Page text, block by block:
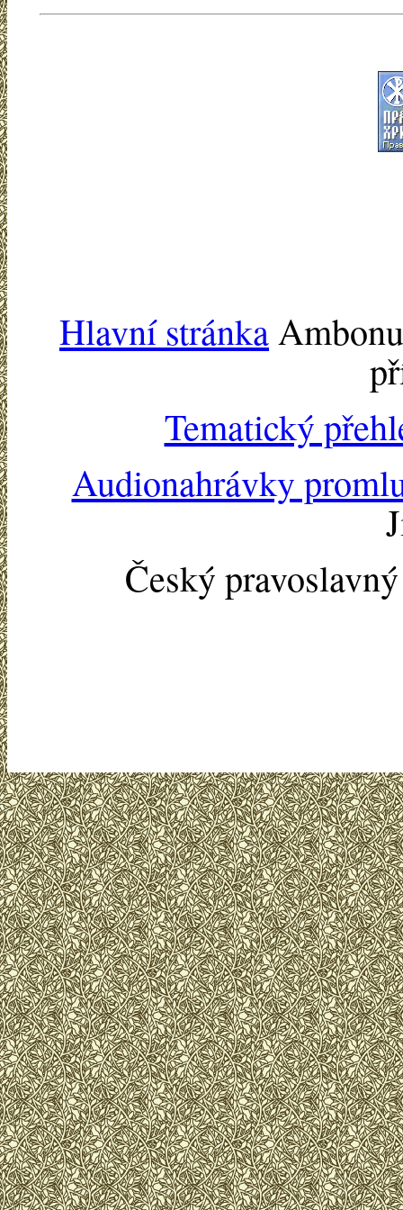
Hlavní stránka
Tematický
Audionahrávky
Český